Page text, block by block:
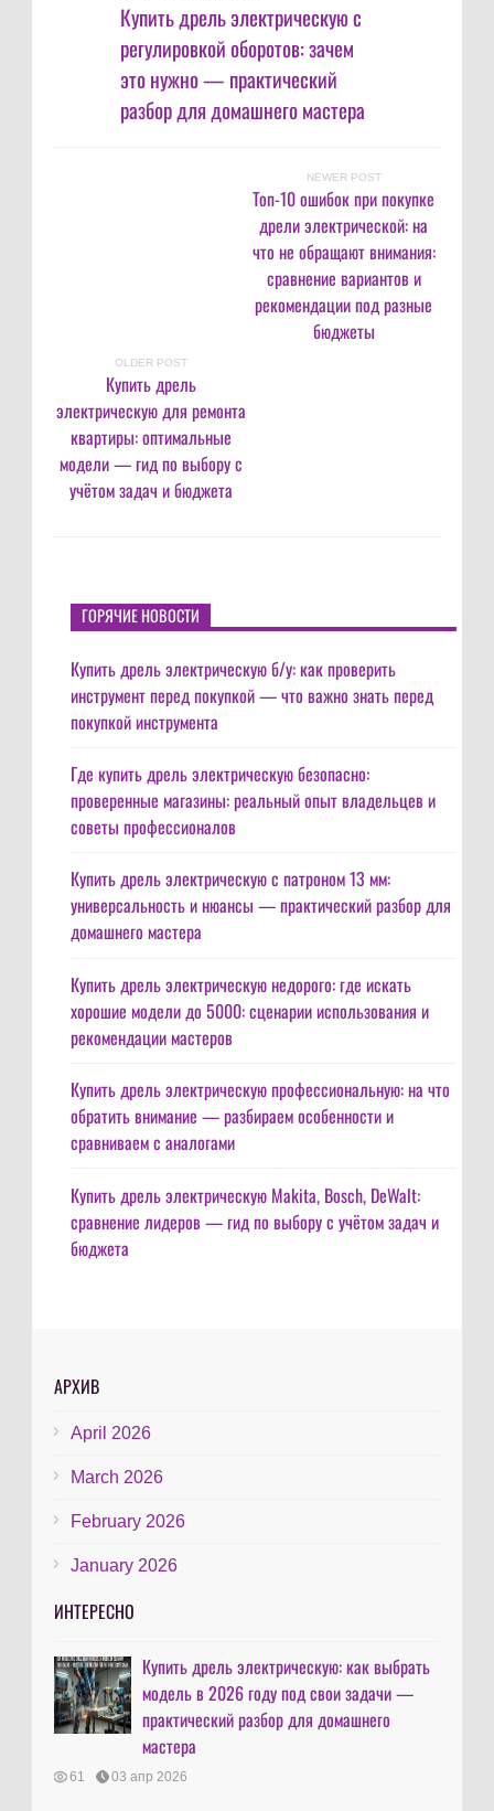
Купить дрель электрическую с
регулировкой оборотов: зачем
это нужно — практический
разбор для домашнего мастера
NEWER POST
Топ-10 ошибок при покупке
дрели электрической: на
что не обращают внимания:
сравнение вариантов и
рекомендации под разные
бюджеты
OLDER POST
Купить дрель
электрическую для ремонта
квартиры: оптимальные
модели — гид по выбору с
учётом задач и бюджета
ГОРЯЧИЕ НОВОСТИ
Купить дрель электрическую б/у: как проверить
инструмент перед покупкой — что важно знать перед
покупкой инструмента
Где купить дрель электрическую безопасно:
проверенные магазины: реальный опыт владельцев и
советы профессионалов
Купить дрель электрическую с патроном 13 мм:
универсальность и нюансы — практический разбор для
домашнего мастера
Купить дрель электрическую недорого: где искать
хорошие модели до 5000: сценарии использования и
рекомендации мастеров
Купить дрель электрическую профессиональную: на что
обратить внимание — разбираем особенности и
сравниваем с аналогами
Купить дрель электрическую Makita, Bosch, DeWalt:
сравнение лидеров — гид по выбору с учётом задач и
бюджета
АРХИВ
April 2026
March 2026
February 2026
January 2026
ИНТЕРЕСНО
Купить дрель электрическую: как выбрать
модель в 2026 году под свои задачи —
практический разбор для домашнего
мастера
61 03 апр 2026